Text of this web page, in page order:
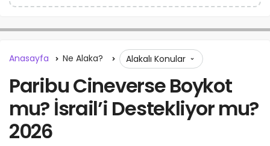
Anasayfa Ne Alaka? Alakalı Konular
Paribu Cineverse Boykot
mu? İsrail’i Destekliyor mu?
2026